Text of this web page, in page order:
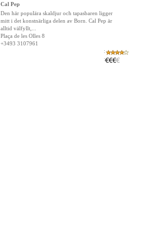
Cal Pep
Den här populära skaldjur och tapasbaren ligger
mitt i det konstnärliga delen av Born. Cal Pep är
alltid välfyllt,...
Plaça de les Olles 8
+3493 3107961
:
: